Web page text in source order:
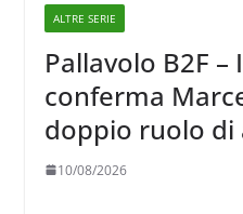
ALTRE SERIE
Pallavolo B2F
conferma
doppio ruolo di
giocatrice
10/08/2026